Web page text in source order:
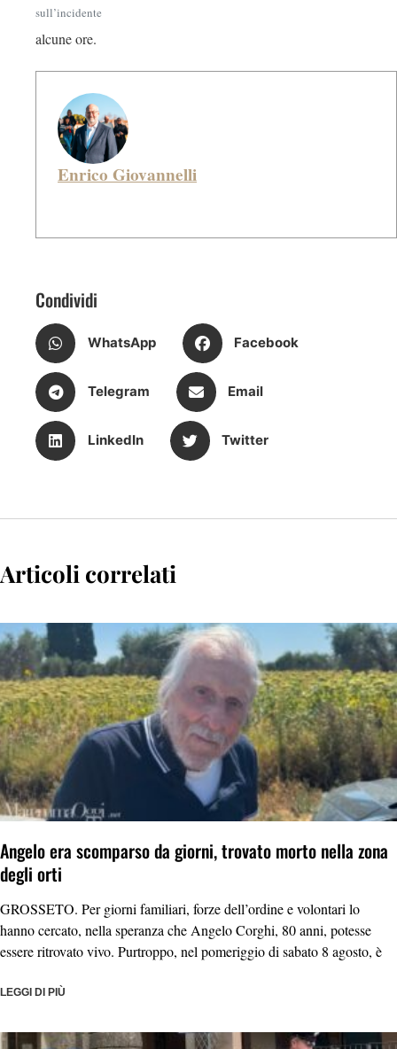
sull’incidente
alcune ore.
Enrico Giovannelli
Condividi
WhatsApp Facebook
Telegram Email
LinkedIn Twitter
Articoli correlati
Angelo era scomparso da giorni, trovato morto nella zona
degli orti
GROSSETO. Per giorni familiari, forze dell’ordine e volontari lo
hanno cercato, nella speranza che Angelo Corghi, 80 anni, potesse
essere ritrovato vivo. Purtroppo, nel pomeriggio di sabato 8 agosto, è
LEGGI DI PIÙ